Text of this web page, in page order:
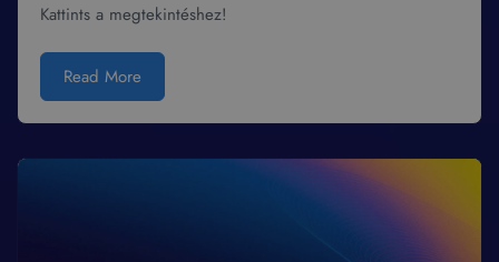
Kattints a megtekintéshez!
Read More